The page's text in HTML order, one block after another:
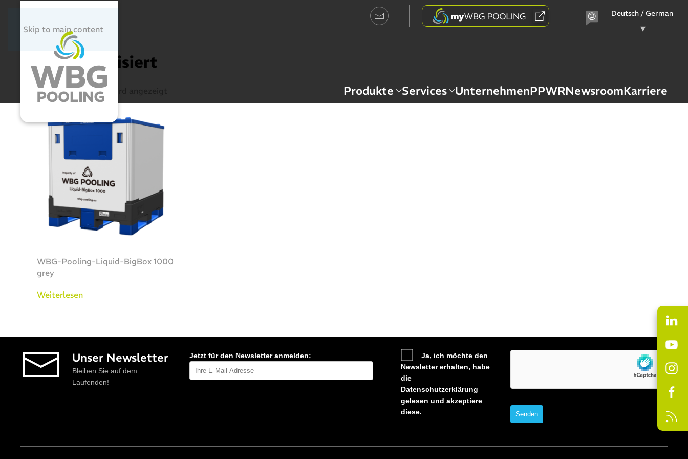
Skip to main content
Sprache
Produkte Services UnternehmenPPWRNewsroomKarriere
/ Unkategorisiert
Unkategorisiert
Einzelnes Ergebnis wird angezeigt
WBG-Pooling-Liquid-BigBox 1000
grey
Weiterlesen
Unser Newsletter
Bleiben Sie auf dem
Laufenden!
Jetzt für den Newsletter anmelden:
Ja, ich möchte den
Newsletter erhalten, habe
die
Datenschutzerklärung
gelesen und akzeptiere
diese.